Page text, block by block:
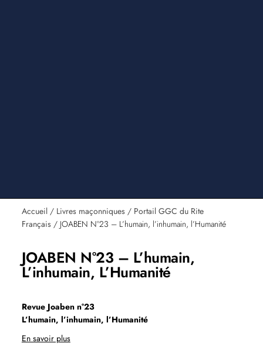
Accueil/ Livres maçonniques/ Portail GGC du Rite
Français/ JOABEN N°23 – L’humain, l’inhumain, l’Humanité
JOABEN N°23 – L’humain,
L’inhumain, L’Humanité
Revue Joaben n°23
L’humain, l’inhumain, l’Humanité
En savoir plus